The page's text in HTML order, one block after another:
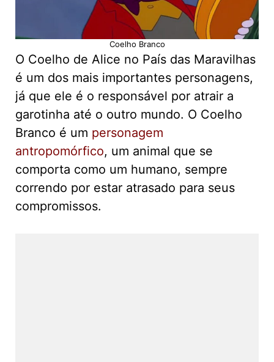
Coelho Branco
O Coelho de Alice no País das Maravilhas
é um dos mais importantes personagens,
já que ele é o responsável por atrair a
garotinha até o outro mundo. O Coelho
Branco é um personagem
antropomórfico, um animal que se
comporta como um humano, sempre
correndo por estar atrasado para seus
compromissos.